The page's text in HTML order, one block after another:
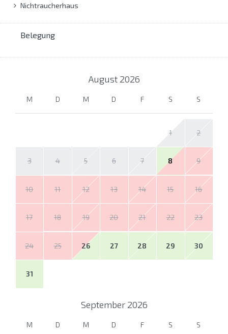
Nichtraucherhaus
Belegung
August 2026
M D M D F S S
1 2
3 4 5 6 7 8 9
10 11 12 13 14 15 16
17 18 19 20 21 22 23
24 25 26 27 28 29 30
31
September 2026
M D M D F S S